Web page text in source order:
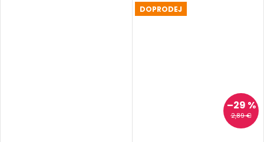
DOPRODEJ
2,89 €
–29 %